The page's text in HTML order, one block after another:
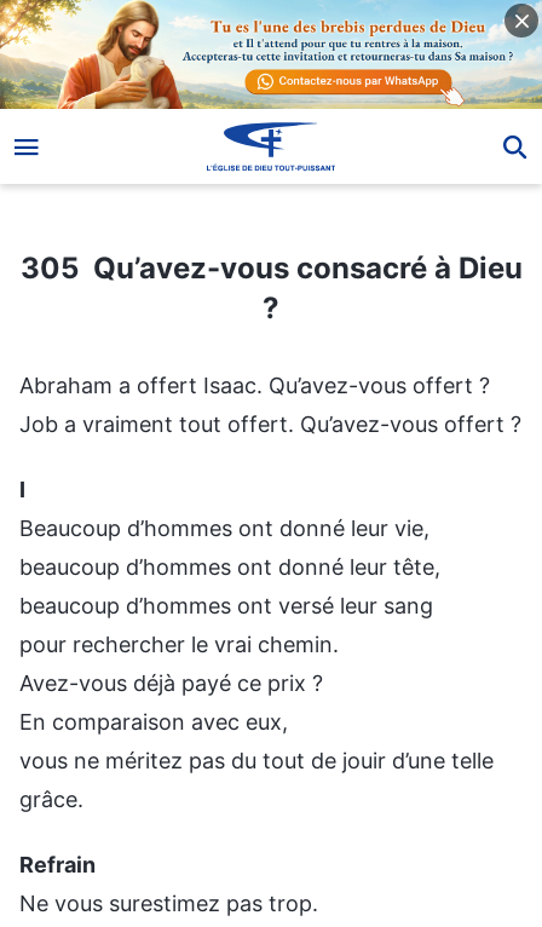
305 Qu’avez-vous consacré à Dieu ?
305 Qu’avez-vous consacré à Dieu
?
Abraham a offert Isaac. Qu’avez-vous offert ?
Job a vraiment tout offert. Qu’avez-vous offert ?
Ⅰ
Beaucoup d’hommes ont donné leur vie,
beaucoup d’hommes ont donné leur tête,
beaucoup d’hommes ont versé leur sang
pour rechercher le vrai chemin.
Avez-vous déjà payé ce prix ?
En comparaison avec eux,
vous ne méritez pas du tout de jouir d’une telle
grâce.
Refrain
Ne vous surestimez pas trop.